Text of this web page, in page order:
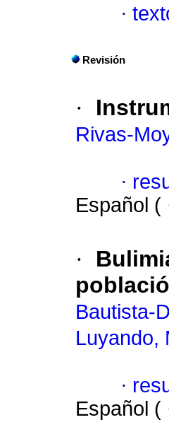
·
Revisión
·
Rivas-
·
Español (
·
Bautista-
Luyando,
·
Español (